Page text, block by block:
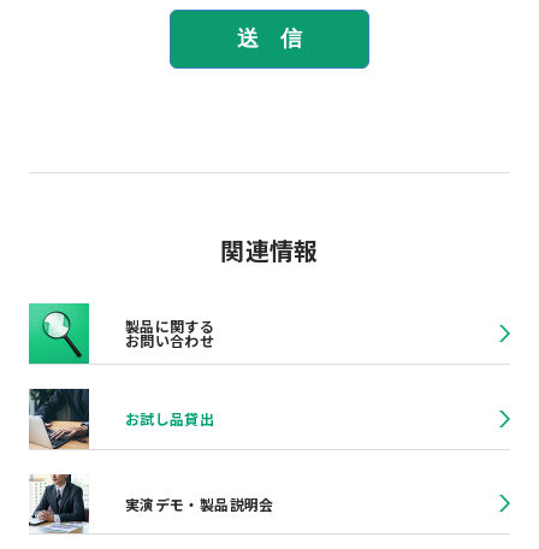
関連情報
製品に関する
お問い合わせ
お試し品貸出
実演デモ・製品説明会